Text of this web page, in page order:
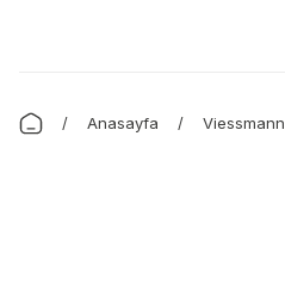
Anasayfa Viessmann